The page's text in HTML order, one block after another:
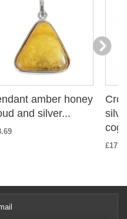
amber honey
and silver...